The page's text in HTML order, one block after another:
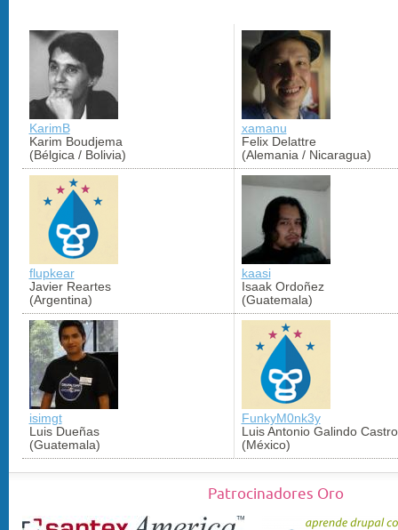
KarimB
Karim Boudjema
(Bélgica / Bolivia)
xamanu
Felix Delattre
(Alemania / Nicaragua)
flupkear
Javier Reartes
(Argentina)
kaasi
Isaak Ordoñez
(Guatemala)
isimgt
Luis Dueñas
(Guatemala)
FunkyM0nk3y
Luis Antonio Galindo Castro
(México)
Patrocinadores Oro